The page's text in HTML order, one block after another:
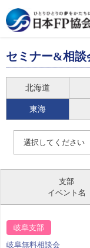
セミナー&相談
北海道
東海
選択してください
支部
イベント名
岐阜支部
岐阜無料相談会